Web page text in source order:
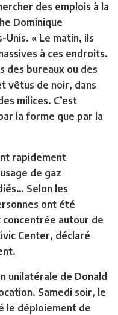
des emplois à la
Dominique
« Le matin, ils
à ces endroits.
des bureaux ou des
vêtus de noir, dans
milices. C’est
la forme que par la
rapidement
de gaz
Selon les
ont été
autour de
Center, déclaré
unilatérale de Donald
Samedi soir, le
le déploiement de